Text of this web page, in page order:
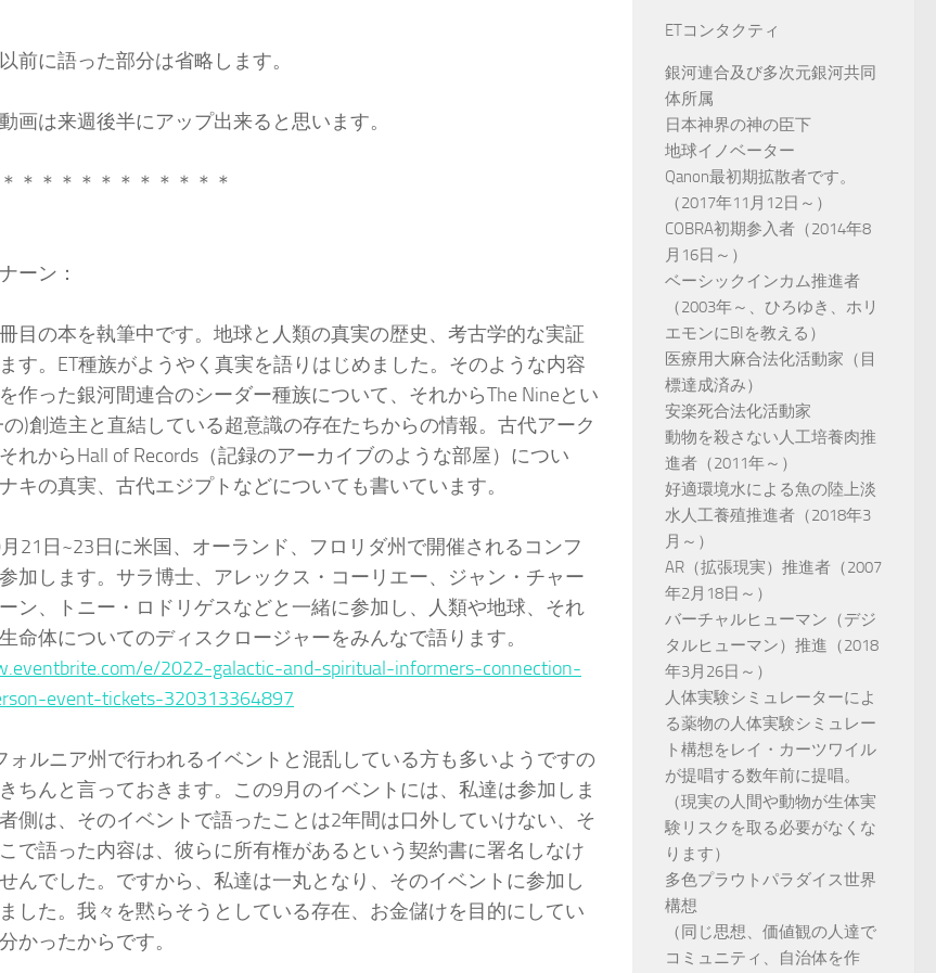
前に語った部分は省略します。
画は来週後半にアップ出来ると思います。
＊＊＊＊＊＊＊＊＊＊＊
ーン：
目の本を執筆中です。地球と人類の真実の歴史、考古学的な実証
す。ET種族がようやく真実を語りはじめました。そのような内容
作った銀河間連合のシーダー種族について、それからThe Nineとい
の)創造主と直結している超意識の存在たちからの情報。古代アーク
れからHall of Records（記録のアーカイブのような部屋）につい
キの真実、古代エジプトなどについても書いています。
21日~23日に米国、オーランド、フロリダ州で開催されるコンフ
加します。サラ博士、アレックス・コーリエー、ジャン・チャー
ン、トニー・ロドリゲスなどと一緒に参加し、人類や地球、それ
命体についてのディスクロージャーをみんなで語ります。
e/2022-galactic-and-spiritual-informers-connection-
event-tickets-320313364897
ォルニア州で行われるイベントと混乱している方も多いようですの
ちんと言っておきます。この9月のイベントには、私達は参加しま
側は、そのイベントで語ったことは2年間は口外していけない、そ
で語った内容は、彼らに所有権があるという契約書に署名しなけ
んでした。ですから、私達は一丸となり、そのイベントに参加し
した。我々を黙らそうとしている存在、お金儲けを目的にしてい
かったからです。
ETコンタクティ
銀河連合及び多次元銀河共同
体所属
日本神界の神の臣下
地球イノベーター
Qanon最初期拡散者です。
（2017年11月12日～）
COBRA初期参入者（2014年8
月16日～）
ベーシックインカム推進者
（2003年～、ひろゆき、ホリ
エモンにBIを教える）
医療用大麻合法化活動家（目
標達成済み）
安楽死合法化活動家
動物を殺さない人工培養肉推
進者（2011年～）
好適環境水による魚の陸上淡
水人工養殖推進者（2018年3
月～）
AR（拡張現実）推進者（2007
年2月18日～）
バーチャルヒューマン（デジ
タルヒューマン）推進（2018
年3月26日～）
人体実験シミュレーターによ
る薬物の人体実験シミュレー
ト構想をレイ・カーツワイル
が提唱する数年前に提唱。
（現実の人間や動物が生体実
験リスクを取る必要がなくな
ります）
多色プラウトパラダイス世界
構想
（同じ思想、価値観の人達で
コミュニティ、自治体を作